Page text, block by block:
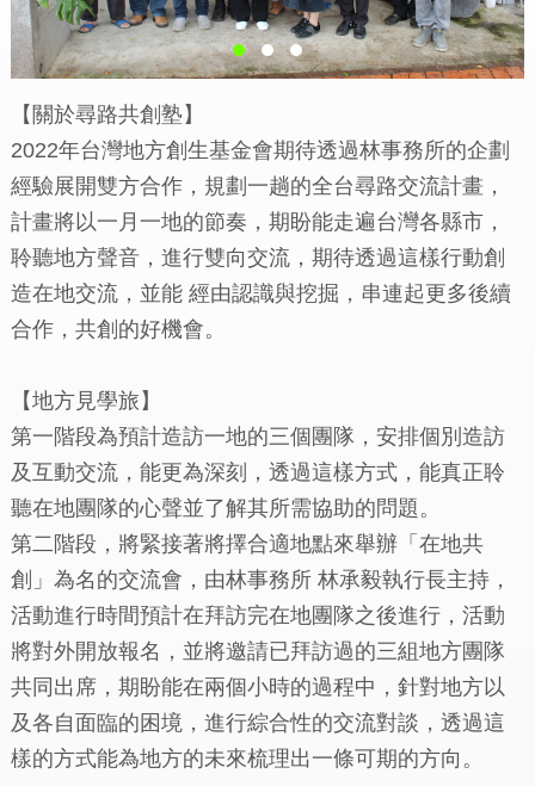
【關於尋路共創塾】
2022年台灣地方創生基金會期待透過林事務所的企劃
經驗展開雙方合作，規劃一趟的全台尋路交流計畫，
計畫將以一月一地的節奏，期盼能走遍台灣各縣市，
聆聽地方聲音，進行雙向交流，期待透過這樣行動創
造在地交流，並能 經由認識與挖掘，串連起更多後續
合作，共創的好機會。
【地方見學旅】
第一階段為預計造訪一地的三個團隊，安排個別造訪
及互動交流，能更為深刻，透過這樣方式，能真正聆
聽在地團隊的心聲並了解其所需協助的問題。
第二階段，將緊接著將擇合適地點來舉辦「在地共
創」為名的交流會，由林事務所 林承毅執行長主持，
活動進行時間預計在拜訪完在地團隊之後進行，活動
將對外開放報名，並將邀請已拜訪過的三組地方團隊
共同出席，期盼能在兩個小時的過程中，針對地方以
及各自面臨的困境，進行綜合性的交流對談，透過這
樣的方式能為地方的未來梳理出一條可期的方向。